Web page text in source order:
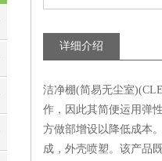
详细介绍
洁净棚(简易无尘室
作，因此其简便运用弹
方做部增设以降低成本
成，外壳喷塑。该产品